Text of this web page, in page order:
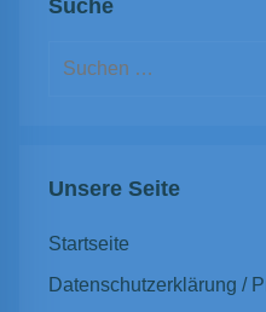
Suche
Suchen
Unsere Seite
Startseite
Datenschutzerklärung /